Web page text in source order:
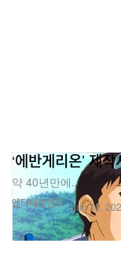
엔터테인먼트
‘에반게리온’ 제
약 40년만에.
Jun 10,